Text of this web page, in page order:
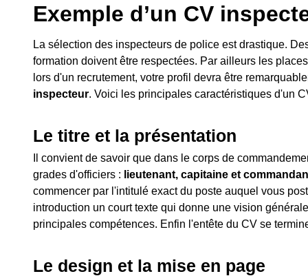
Exemple d’un CV
La sélection des inspecteurs de police est drastique.
formation doivent être respectées. Par ailleurs les
lors d'un recrutement, votre profil devra être
inspecteur. Voici les principales caractéristiques d'un
Le titre et la présentation
Il convient de savoir que dans le corps de
grades d'officiers : lieutenant, capitaine et
commencer par l'intitulé exact du poste auquel vous
introduction un court texte qui donne une vision
principales compétences. Enfin l'entête du CV se
Le design et la mise en page